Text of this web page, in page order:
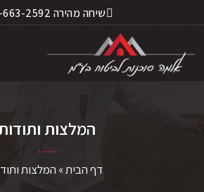
שיחה מהירה 052-663-2592
המלצות
דף הבית» המלצות